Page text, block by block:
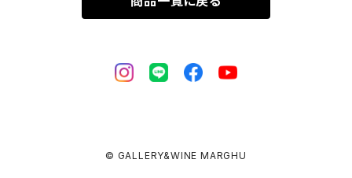
© GALLERY&WINE MARGHU